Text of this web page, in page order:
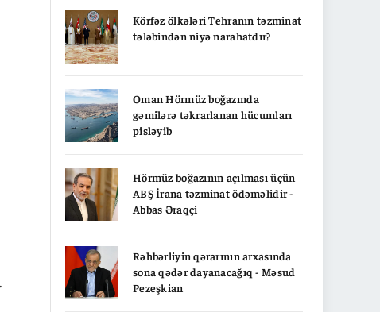
Körfəz ölkələri Tehranın təzminat
tələbindən niyə narahatdır?
Oman Hörmüz boğazında
gəmilərə təkrarlanan hücumları
pisləyib
Hörmüz boğazının açılması üçün
ABŞ İrana təzminat ödəməlidir -
Abbas Əraqçi
Rəhbərliyin qərarının arxasında
sona qədər dayanacağıq - Məsud
Pezeşkian